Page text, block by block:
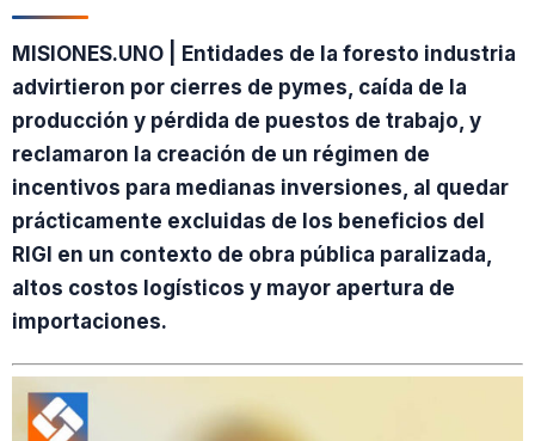
MISIONES.UNO | Entidades de la foresto industria
advirtieron por cierres de pymes, caída de la
producción y pérdida de puestos de trabajo, y
reclamaron la creación de un régimen de
incentivos para medianas inversiones, al quedar
prácticamente excluidas de los beneficios del
RIGI en un contexto de obra pública paralizada,
altos costos logísticos y mayor apertura de
importaciones.